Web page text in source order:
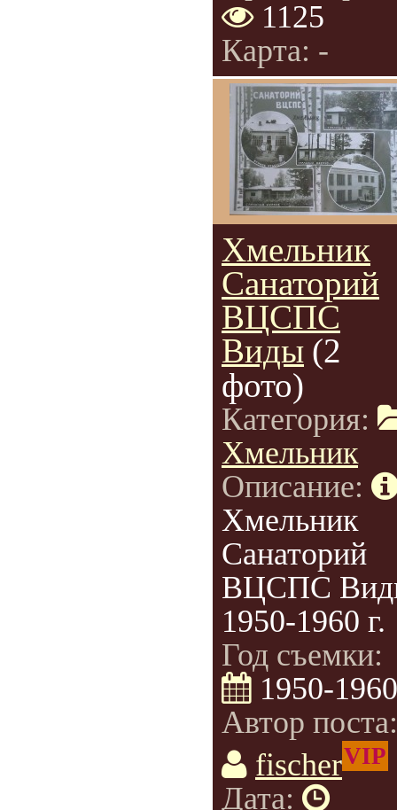
1125
Карта: -
Хмельник
Санаторий
ВЦСПС
Виды (2
фото)
Категория:
Хмельник
Описание:
Хмельник
Санаторий
ВЦСПС
1950-1960 г.
Год съемки:
1950-1960
Автор поста:
fischerVIP
Дата: